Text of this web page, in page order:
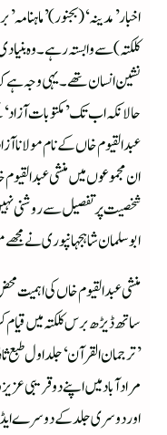
اخبار ’مدینہ‘ (بجنور)
کلکتہ) سے وابستہ رہے۔وہ
نشین انسان تھے۔ یہی وجہ ہے
حالانکہ اب تک ’مکتوبات
ان مجموعوں میں منشی
شخصیت پر تفصیل سے روشنی
ابوسلمان شاہجہانپوری نے مجھے
منشی عبدالقیوم خاں کی اہمیت
ساتھ ڈیڑھ برس کلکتہ میں
’ترجمان القرآن‘ جلد اول طبع
مرادآباد میں اپنے دو قریبی
اوردوسری جلد کے دوسرے